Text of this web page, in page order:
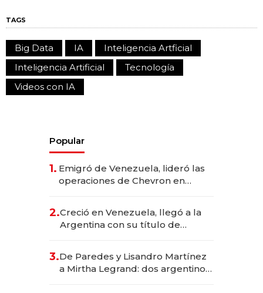
TAGS
Big Data IA
Inteligencia Artficial
Inteligencia Artificial
Tecnología
Videos con IA
Popular
1. Emigró de Venezuela, lideró las
operaciones de Chevron en
2.Creció en Venezuela, llegó a la
Argentina con su título de
las marcas "fast premium"
3.De Paredes y Lisandro Martínez
a Mirtha Legrand: dos argentinos